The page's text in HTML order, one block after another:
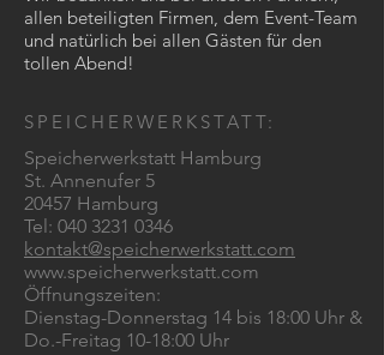
allen beteiligten Firmen, dem Event-Team
und natürlich bei allen Gästen für den
tollen Abend!
SPEICHERWERKSTATT:
Speicherwerkstatt Hamburg
St. Annenufer 5
20457 Hamburg
Tel: 040 3231 0346
kontakt@speicherwerkstatt.com
www.speicherwerkstatt.com
Öffnungszeiten:
Dienstag-Donnerstag 14 bis 18:00 Uhr &
Do.-Freitag 10-18:00 Uhr